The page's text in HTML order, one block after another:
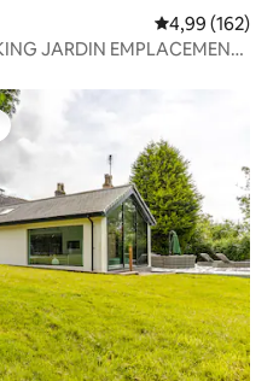
Évaluation
4,99 (162)
JARDIN EMPLACEMENT
plus appréciés